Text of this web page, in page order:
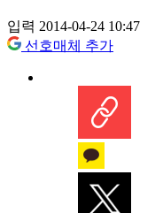
입력 2014-04-24 10:47
선호매체 추가